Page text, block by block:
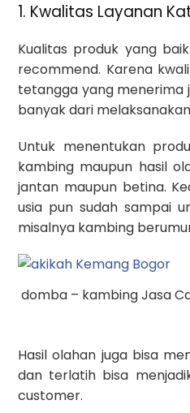
1. Kwalitas Layanan
Kualitas produk yang
recommend. Karena
tetangga yang menerima
banyak dari
Untuk menentukan
kambing maupun hasil
jantan maupun betina.
usia pun sudah sampai
misalnya kambing
domba – kambing Jasa
Hasil olahan juga bisa
dan terlatih bisa
customer.